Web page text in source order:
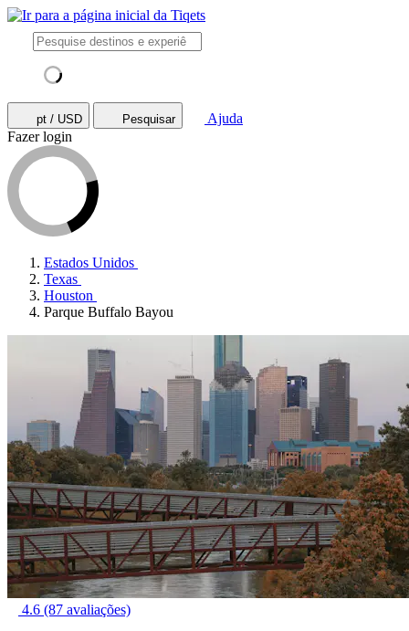
pt / USD Pesquisar
Ajuda
Fazer login
Estados Unidos
Texas
Houston
Parque Buffalo Bayou
4.6 (87 avaliações)